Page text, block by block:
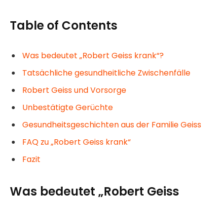
Table of Contents
Was bedeutet „Robert Geiss krank“?
Tatsächliche gesundheitliche Zwischenfälle
Robert Geiss und Vorsorge
Unbestätigte Gerüchte
Gesundheitsgeschichten aus der Familie Geiss
FAQ zu „Robert Geiss krank“
Fazit
Was bedeutet „Robert Geiss